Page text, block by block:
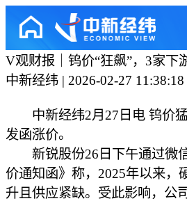
V观财报｜钨价“狂飙”，3家下
中新经纬 | 2026-02-27 11:38:18
中新经纬2月27日电 钨价猛
发函涨价。
新锐股份26日下午通过微
价通知函》称，2025年以来，
升且供应紧缺。受此影响，公